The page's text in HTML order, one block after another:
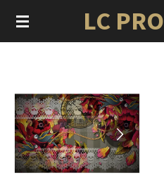
Ga
direct
LC PRO